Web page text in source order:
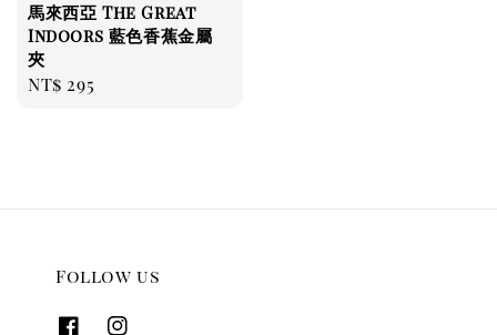
馬來西亞 The Great
Indoors 藍色香蕉金屬
夾
Regular
NT$ 295
Follow us